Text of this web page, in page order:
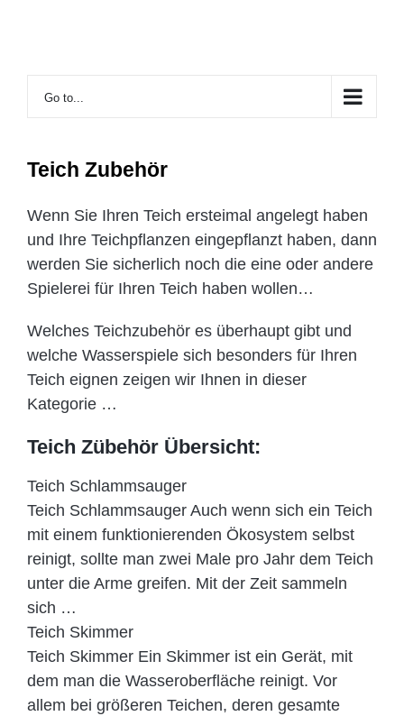
Go to...
Teich Zubehör
Wenn Sie Ihren Teich ersteimal angelegt haben
und Ihre Teichpflanzen eingepflanzt haben, dann
werden Sie sicherlich noch die eine oder andere
Spielerei für Ihren Teich haben wollen…
Welches Teichzubehör es überhaupt gibt und
welche Wasserspiele sich besonders für Ihren
Teich eignen zeigen wir Ihnen in dieser
Kategorie …
Teich Zübehör Übersicht:
Teich Schlammsauger
Teich Schlammsauger Auch wenn sich ein Teich
mit einem funktionierenden Ökosystem selbst
reinigt, sollte man zwei Male pro Jahr dem Teich
unter die Arme greifen. Mit der Zeit sammeln
sich …
Teich Skimmer
Teich Skimmer Ein Skimmer ist ein Gerät, mit
dem man die Wasseroberfläche reinigt. Vor
allem bei größeren Teichen, deren gesamte